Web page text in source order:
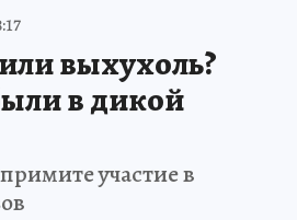
выхухоль?
в дикой
участие в